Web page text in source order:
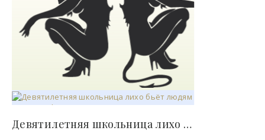
Девятилетняя школьница лихо бьёт людям татухи (9..